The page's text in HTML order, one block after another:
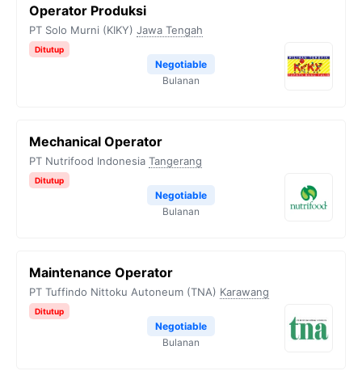
Operator Produksi
PT Solo Murni (KIKY) Jawa Tengah
Ditutup
Negotiable
Bulanan
Mechanical Operator
PT Nutrifood Indonesia Tangerang
Ditutup
Negotiable
Bulanan
Maintenance Operator
PT Tuffindo Nittoku Autoneum (TNA) Karawang
Ditutup
Negotiable
Bulanan